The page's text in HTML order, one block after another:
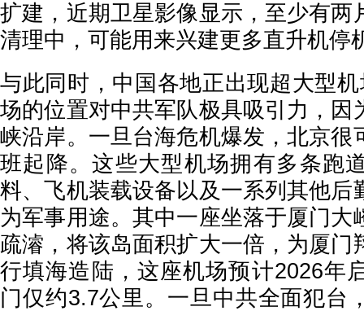
扩建，近期卫星影像显示，至少有两
清理中，可能用来兴建更多直升机停
与此同时，中国各地正出现超大型
场的位置对中共军队极具吸引力，因
峡沿岸。一旦台海危机爆发，北京很
班起降。这些大型机场拥有多条跑
料、飞机装载设备以及一系列其他后
为军事用途。其中一座坐落于厦门大
疏濬，将该岛面积扩大一倍，为厦门
行填海造陆，这座机场预计2026年
门仅约3.7公里。一旦中共全面犯台